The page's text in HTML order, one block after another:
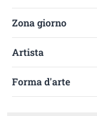
Zona giorno
Artista
Forma d'arte